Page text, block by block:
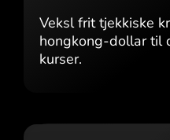
Veksl frit tjekkiske
hongkong-dollar til
kurser.